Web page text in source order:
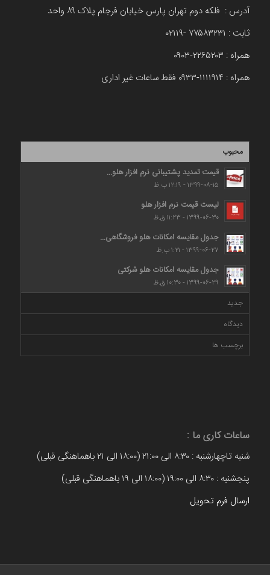
آدرس : فلکه دوم تهران پارس خیابان فرجام پلاک ۸۹ واحد
ثابت : ۷۷۵۸۳۲۳۱ -۰۲۱۱۹
همراه : ۲۲۶۵۲۰۳-۰۹۰۳
همراه : ۱۱۱۱۹۱۴-۰۹۳۳ فقط ساعات غیر اداری
محبوب
قیمت تمدید پشتیبانی نرم افزار هلو...
۱۳۹۹-۰۸-۱۵ - ۱۲:۱۹ ب.ظ
لیست قیمت نرم افزار هلو
۱۳۹۹-۰۶-۳۰ - ۱۱:۲۳ ق.ظ
جدول مقایسه امکانات هلو فروشگاهی...
۱۳۹۹-۰۶-۲۷ - ۱:۲۱ ب.ظ
جدول مقایسه امکانات هلو شرکتی
۱۳۹۹-۰۶-۲۹ - ۱۰:۳۰ ق.ظ
جدید
دیدگاه
برچسب ها
ساعات کاری ما :
شنبه تاچهارشنبه : ۸:۳۰ الی ۲۱:۰۰ (۱۸:۰۰ الی ۲۱ باهماهنگی قبلی)
پنجشنبه : ۸:۳۰ الی ۱۹:۰۰ (۱۸:۰۰ الی ۱۹ باهماهنگی قبلی)
ارسال فرم تحویل